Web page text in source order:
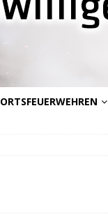
ORTSFEUERWEHREN